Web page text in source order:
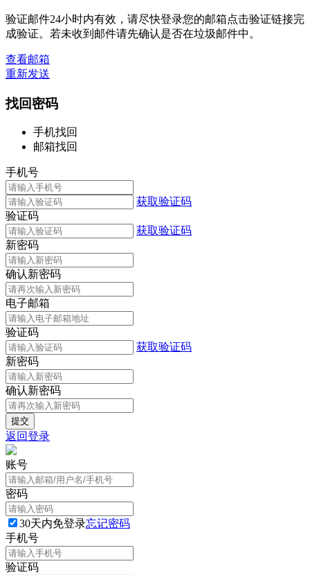
验证邮件24小时内有效，请尽快登录您的邮箱点击验证链接完
成验证。若未收到邮件请先确认是否在垃圾邮件中。
查看邮箱
重新发送
找回密码
手机找回
邮箱找回
手机号
获取验证码
验证码
获取验证码
新密码
确认新密码
电子邮箱
验证码
获取验证码
新密码
确认新密码
返回登录
账号
密码
30天内免登录忘记密码
手机号
验证码